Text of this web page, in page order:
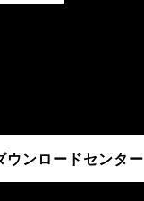
ウンロードセンター